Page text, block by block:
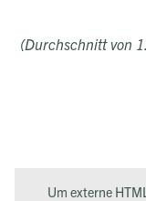
(Durchschnitt von
Um externe